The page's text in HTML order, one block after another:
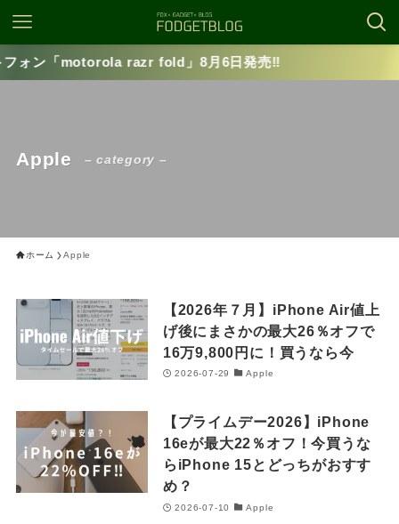
ン「motorola razr fold」8月6日発売‼️
Apple – category –
ホーム Apple
【2026年７月】iPhone Air値上
げ後にまさかの最大26％オフで
16万9,800円に！買うなら今
2026-07-29 Apple
【プライムデー2026】iPhone
16eが最大22％オフ！今買うな
らiPhone 15とどっちがおすす
め？
2026-07-10 Apple